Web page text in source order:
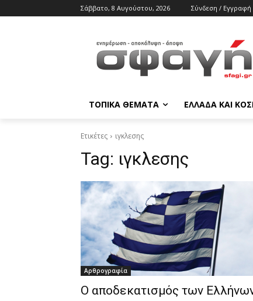
Σάββατο, 8 Αυγούστου, 2026 Σύνδεση / Εγγραφή
ΤΟΠΙΚΑ ΘΕΜΑΤΑ ΕΛΛΑΔΑ ΚΑΙ
Ετικέτες ιγκλεσης
Tag: ιγκλεσης
Αρθρογραφία
Ο αποδεκατισμός των